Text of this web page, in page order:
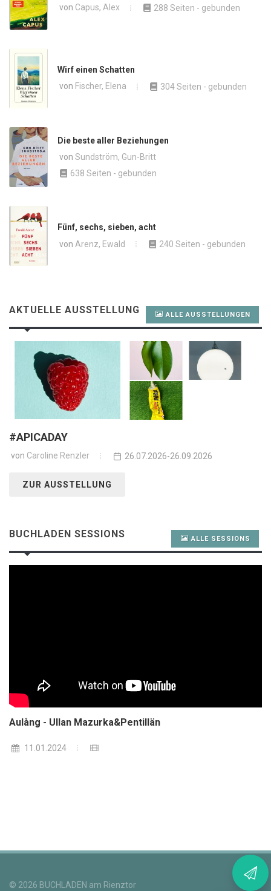
von Capus, Alex 288 Seiten - gebunden
Wirf einen Schatten
von Fischer, Elena 304 Seiten - gebunden
Die beste aller Beziehungen
von Sundström, Gun-Britt
638 Seiten - gebunden
Fünf, sechs, sieben, acht
von Arenz, Ewald 240 Seiten - gebunden
AKTUELLE AUSSTELLUNG ALLE AUSSTELLUNGEN
#APICADAY
von Caroline Renzler 26.07.2026-26.09.2026
ZUR AUSSTELLUNG
BUCHLADEN SESSIONS ALLE SESSIONS
Aulång - Ullan Mazurka&Pentillän
11.01.2024
© 2026 BUCHLADEN am Rienztor